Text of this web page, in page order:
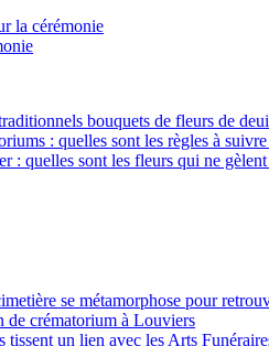
la cérémonie
bouquets de fleurs de
: quelles sont les règles à
: quelles sont les fleurs qui ne gèlent
se métamorphose pour
de crématorium à Louviers
tissent un lien avec les Arts